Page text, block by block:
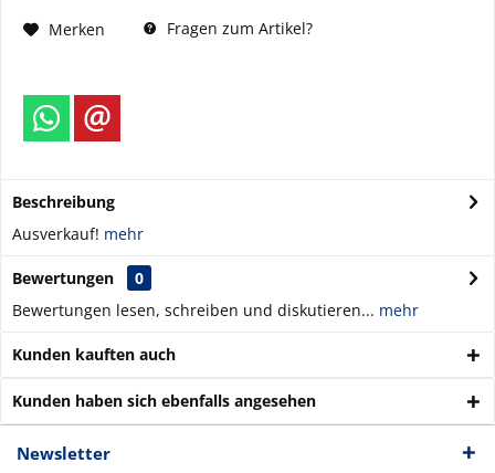
Merken Fragen zum Artikel?
Beschreibung
Ausverkauf! mehr
Bewertungen
0
Bewertungen lesen, schreiben und diskutieren... mehr
Kunden kauften auch
Kunden haben sich ebenfalls angesehen
Newsletter